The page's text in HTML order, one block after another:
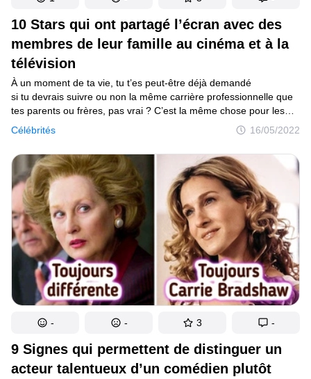
10 Stars qui ont partagé l’écran avec des
membres de leur famille au cinéma et à la
télévision
Célébrités 16/05/2022
À un moment de ta vie, tu t’es peut-être déjà demandé
si tu devrais suivre ou non la même carrière professionnelle que
tes parents ou frères, pas vrai ? C’est la même chose pour les
célébrités. Après tout, elles peuvent se diriger vers le même
domaine que leurs géniteurs ou leurs proches, et ensuite décider
si c’est véritablement la profession à laquelle elles aspirent.
9 Signes qui permettent de distinguer un
acteur talentueux d’un comédien plutôt
- - 3 -